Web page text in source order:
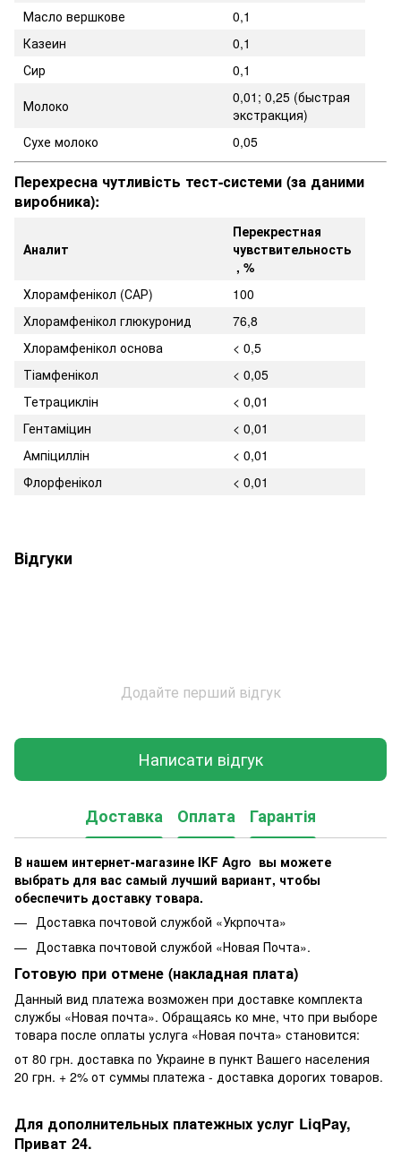
Масло вершкове
0,1
Казеин
0,1
Сир
0,1
Молоко
0,01; 0,25 (быстрая
экстракция)
Сухе молоко
0,05
Перехресна чутливість тест-системи (за даними
виробника):
Аналит
Перекрестная
чувствительность
, %
Хлорамфенікол (САР)
100
Хлорамфенікол глюкуронид
76,8
Хлорамфенікол основа
< 0,5
Тіамфенікол
< 0,05
Тетрациклін
< 0,01
Гентаміцин
< 0,01
Ампіциллін
< 0,01
Флорфенікол
< 0,01
Відгуки
Додайте перший відгук
Написати відгук
Доставка Оплата Гарантія
В нашем интернет-магазине IKF Agro вы можете
выбрать для вас самый лучший вариант, чтобы
обеспечить доставку товара.
Доставка почтовой службой «Укрпочта»
Доставка почтовой службой «Новая Почта».
Готовую при отмене (накладная плата)
Данный вид платежа возможен при доставке комплекта
службы «Новая почта». Обращаясь ко мне, что при выборе
товара после оплаты услуга «Новая почта» становится:
от 80 грн. доставка по Украине в пункт Вашего населения
20 грн. + 2% от суммы платежа - доставка дорогих товаров.
Для дополнительных платежных услуг LiqPay,
Приват 24.